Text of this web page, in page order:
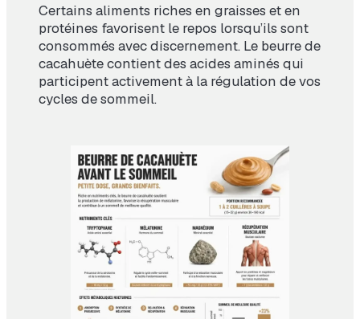
Certains aliments riches en graisses et en
protéines favorisent le repos lorsqu’ils sont
consommés avec discernement. Le beurre de
cacahuète contient des acides aminés qui
participent activement à la régulation de vos
cycles de sommeil.